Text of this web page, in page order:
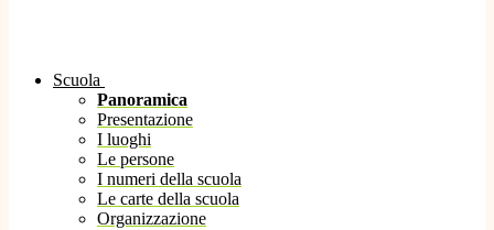
Scuola
Panoramica
Presentazione
I luoghi
Le persone
I numeri della scuola
Le carte della scuola
Organizzazione